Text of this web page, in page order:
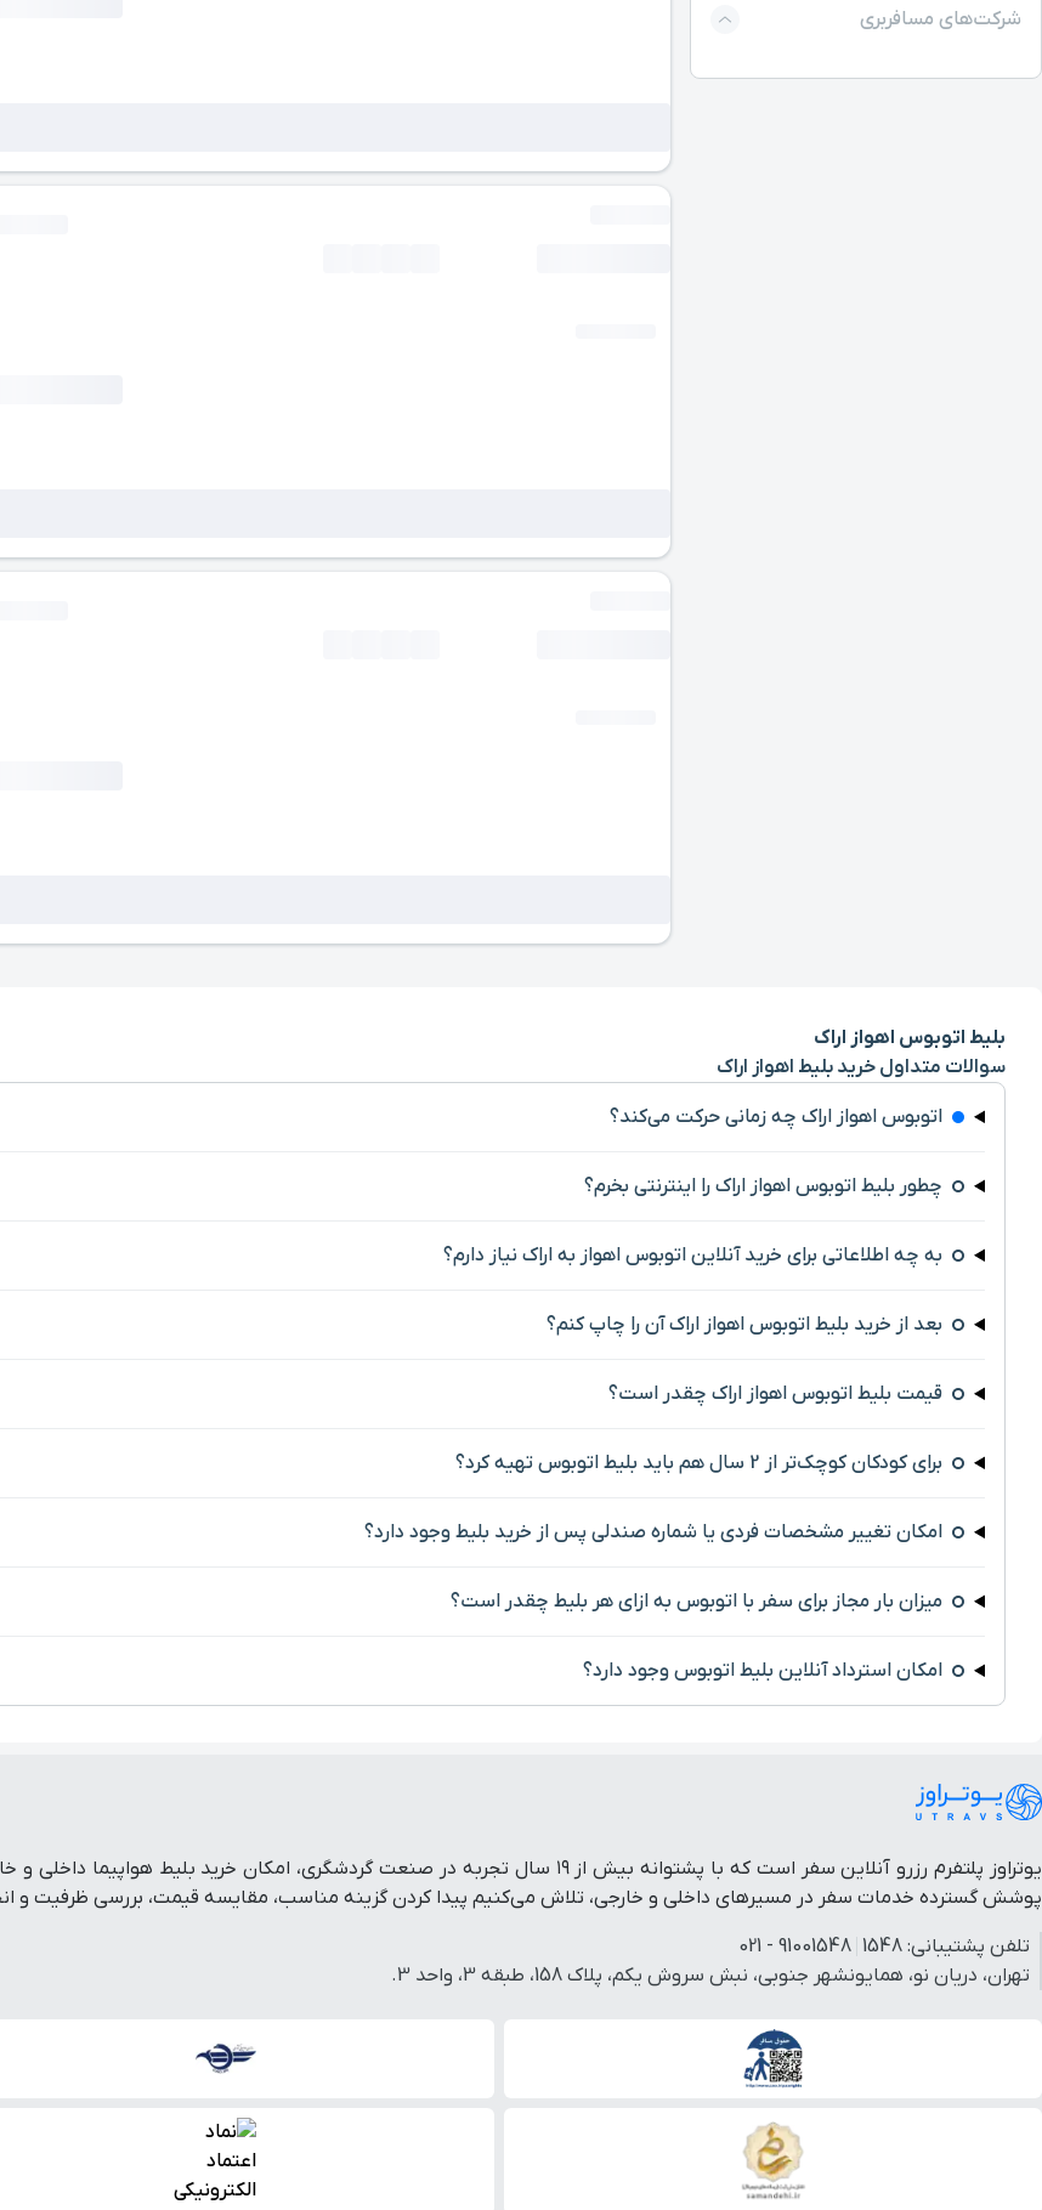
شرکت‌های مسافربری
بلیط اتوبوس اهواز اراک
سوالات متداول خرید بلیط اهواز اراک
اتوبوس اهواز اراک چه زمانی حرکت می‌کند؟
چطور بلیط اتوبوس اهواز اراک را اینترنتی بخرم؟
به چه اطلاعاتی برای خرید آنلاین اتوبوس اهواز به اراک نیاز دارم؟
بعد از خرید بلیط اتوبوس اهواز اراک آن را چاپ کنم؟
قیمت بلیط اتوبوس اهواز اراک چقدر است؟
برای کودکان کوچک‌تر از 2 سال هم باید بلیط اتوبوس تهیه کرد؟
امکان تغییر مشخصات فردی یا شماره صندلی پس از خرید بلیط وجود دارد؟
میزان بار مجاز برای سفر با اتوبوس به ازای هر بلیط چقدر است؟
امکان استرداد آنلاین بلیط اتوبوس وجود دارد؟
یوتراوز پلتفرم رزرو آنلاین سفر است که با پشتوانه بیش از ۱۹ سال تجربه در صنعت گردشگری،
پوشش گسترده خدمات سفر در مسیرهای داخلی و خارجی، تلاش می‌کنیم پیدا کردن گزینه مناسب، مقایسه قیمت، بررسی ظرفیت و
تلفن پشتیبانی: 1548
91001548 - 021
تهران، دریان نو، همایونشهر جنوبی، نبش سروش یکم، پلاک 158، طبقه 3، واحد 3.